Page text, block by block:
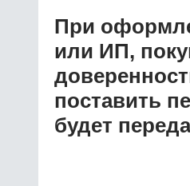
При
или ИП,
поставить
будет